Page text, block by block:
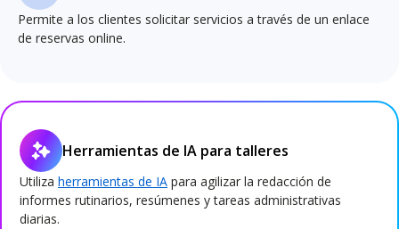
Permite a los clientes solicitar servicios a través de un enlace
de reservas online.
Herramientas de IA para talleres
Utiliza herramientas de IA para agilizar la redacción de
informes rutinarios, resúmenes y tareas administrativas
diarias.